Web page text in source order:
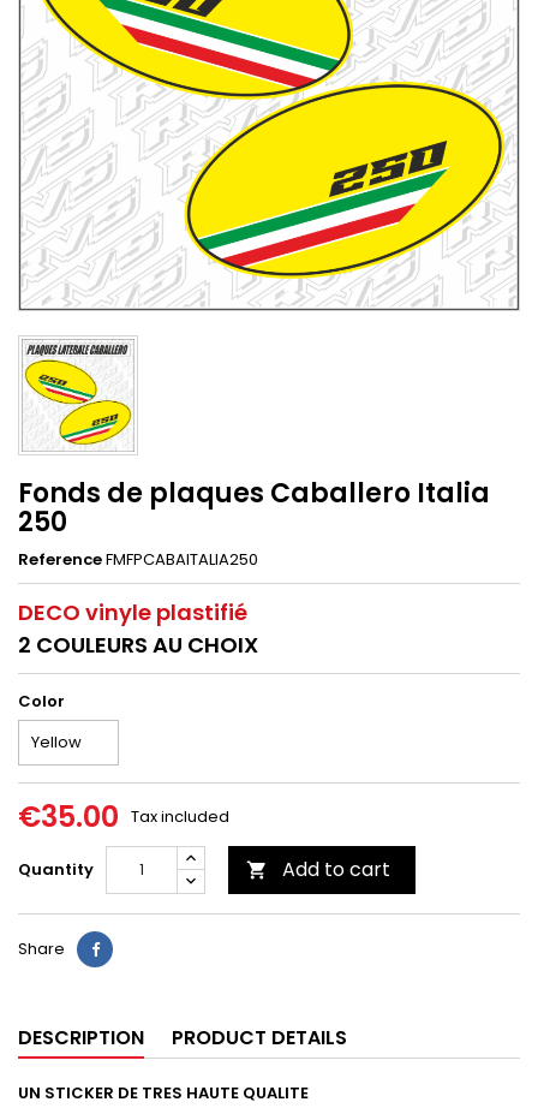
Fonds de plaques Caballero Italia
250
ReferenceFMFPCABAITALIA250
DECO vinyle plastifié
2 COULEURS AU CHOIX
Color
€35.00 Tax included
Quantity  Add to cart
Share
DESCRIPTION PRODUCT DETAILS
UN STICKER DE TRES HAUTE QUALITE